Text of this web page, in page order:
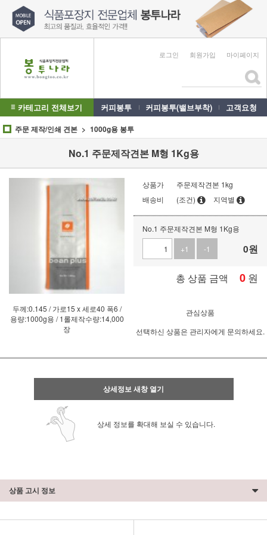
로그인 회원가입 마이페이지
카테고리 전체보기 커피봉투 커피봉투(밸브부착) 고객요청
주문 제작/인쇄 견본 1000g용 봉투
No.1 주문제작견본 M형 1Kg용
두께:0.145 / 가로15 x 세로40 폭6 /
용량:1000g용 / 1롤제작수량:14,000
장
상품가
주문제작견본 1kg
배송비
(조건) 지역별
No.1 주문제작견본 M형 1Kg용
+1
-1 0원
총 상품 금액 0 원
관심상품
선택하신 상품은 관리자에게 문의하세요.
상세정보 새창 열기
상세 정보를 확대해 보실 수 있습니다.
상품 고시 정보